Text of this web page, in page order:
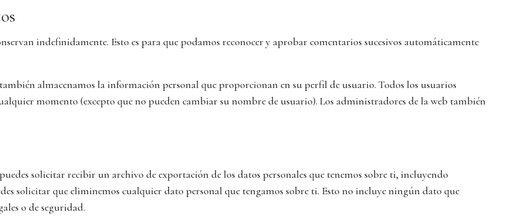
indefinidamente. Esto es para que podamos reconocer y aprobar comentarios sucesivos automáticamente
almacenamos la información personal que proporcionan en su perfil de usuario. Todos los usuarios
momento (excepto que no pueden cambiar su nombre de usuario). Los administradores de la web también
solicitar recibir un archivo de exportación de los datos personales que tenemos sobre ti, incluyendo
solicitar que eliminemos cualquier dato personal que tengamos sobre ti. Esto no incluye ningún dato que
o de seguridad.